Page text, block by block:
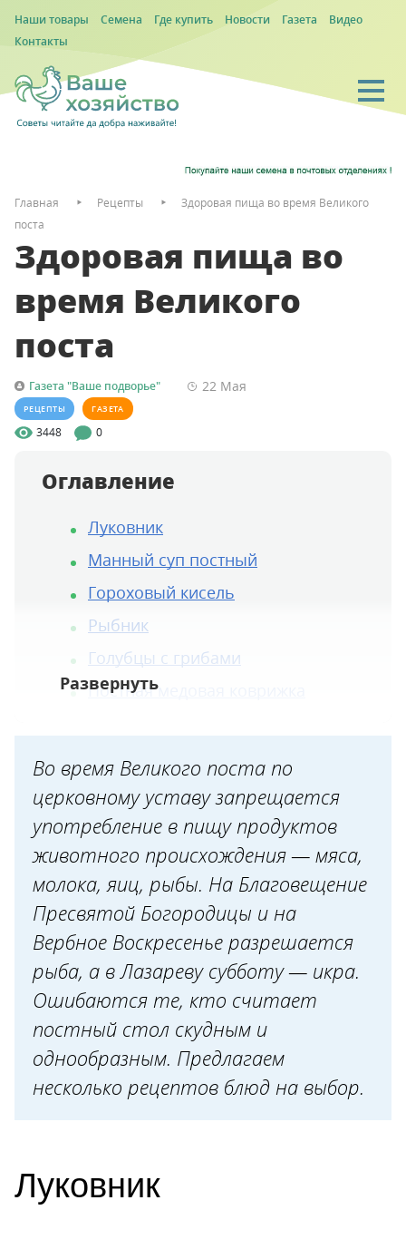
Наши товары Семена Где купить Новости Газета
Видео
Контакты
Главная Рецепты
Здоровая пища во время Великого
поста
Здоровая пища во
время Великого
поста
Газета "Ваше подворье" 22 Мая
РЕЦЕПТЫ ГАЗЕТА
3448 0
Оглавление
Луковник
Манный суп постный
Гороховый кисель
Рыбник
Голубцы с грибами
Постная медовая коврижка
Во время Великого поста по
церковному уставу запрещается
употребление в пищу продуктов
животного происхождения — мяса,
молока, яиц, рыбы. На Благовещение
Пресвятой Богородицы и на
Вербное Воскресенье разрешается
рыба, а в Лазареву субботу — икра.
Ошибаются те, кто считает
постный стол скудным и
однообразным. Предлагаем
несколько рецептов блюд на выбор.
Луковник